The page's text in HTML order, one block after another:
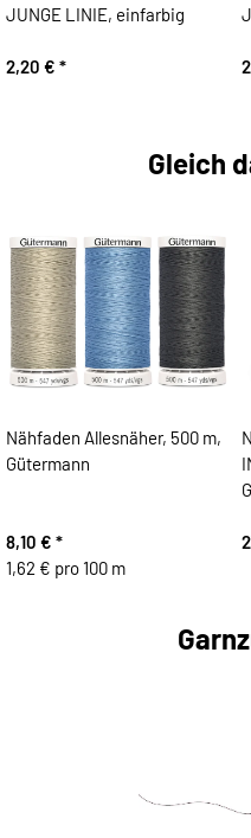
JUNGE LINIE, einfarbig
2,20 € *
Gleich
Nähfaden Allesnäher, 500 m,
Gütermann
8,10 € *
1,62 € pro 100 m